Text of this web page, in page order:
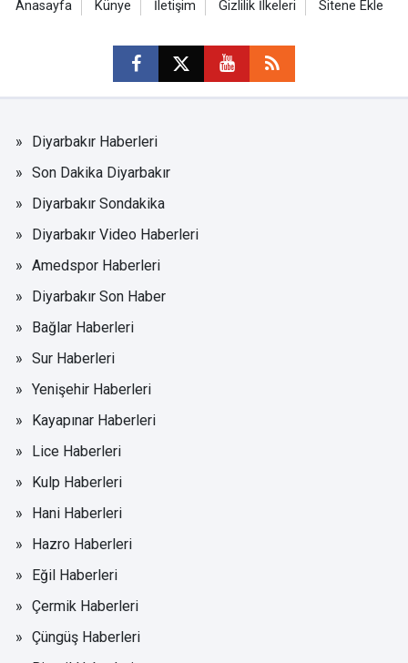
Anasayfa Künye İletişim Gizlilik İlkeleri Sitene Ekle
Diyarbakır Haberleri
Son Dakika Diyarbakır
Diyarbakır Sondakika
Diyarbakır Video Haberleri
Amedspor Haberleri
Diyarbakır Son Haber
Bağlar Haberleri
Sur Haberleri
Yenişehir Haberleri
Kayapınar Haberleri
Lice Haberleri
Kulp Haberleri
Hani Haberleri
Hazro Haberleri
Eğil Haberleri
Çermik Haberleri
Çüngüş Haberleri